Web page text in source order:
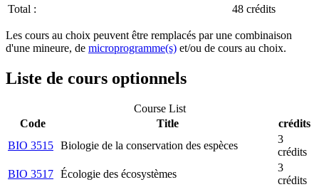
Total :
48 crédits
Les cours au choix peuvent être remplacés par une combinaison
d'une mineure, de microprogramme(s) et/ou de cours au choix.
Liste de cours optionnels
Course List
Code
Title
crédits
BIO 3515 Biologie de la conservation des espèces
3
crédits
BIO 3517 Écologie des écosystèmes
3
crédits